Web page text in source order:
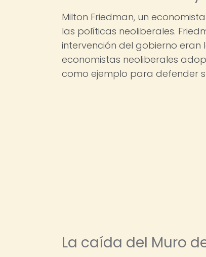
Milton Friedman, un
las políticas neoliberales.
intervención del gobierno
economistas neoliberales
como ejemplo para defender
La caída del Muro